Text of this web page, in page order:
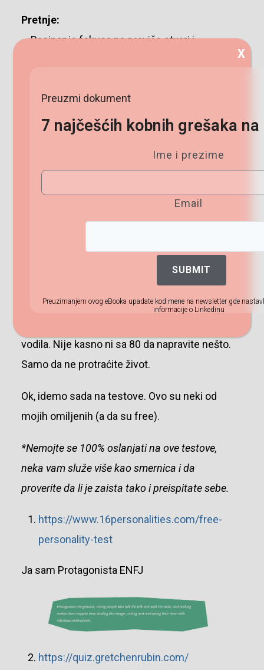
Pretnje:
– Rasipanje fokusa na previše stvari i
asistente.
U mom periodu traženja, radila sam i razne
testove ličnosti i temperamenta (svuda sam
tražila odgovore, šta je to najbolje za mene i
za šta sam ja – čak i u horoskopu
)
Moj savet vama danas je da samo krenete i
dvadesetim je da isprobavate i da se
pronalazite. Probajte da do 30 nešto
spoznate i napravite. Naravno, ovo je moje
vodila. Nije kasno ni sa 80 da napravite nešto.
Samo da ne protraćite život.
Ok, idemo sada na testove. Ovo su neki od
mojih omiljenih (a da su free).
*Nemojte se 100% oslanjati na ove testove,
neka vam služe više kao smernica i da
proverite da li je zaista tako i preispitate sebe.
https://www.16personalities.com/free-
personality-test
Ja sam Protagonista ENFJ
https://quiz.gretchenrubin.com/
Preuzmi dokument
7 najčešćih kobnih grešaka
Ime i prezime
Email
SUBMIT
Preuzimanjem ovog eBooka upadate kod mene na newsletter gde
informacije o Linkedinu
X